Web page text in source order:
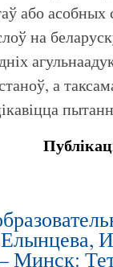
або
на
а
Минск: